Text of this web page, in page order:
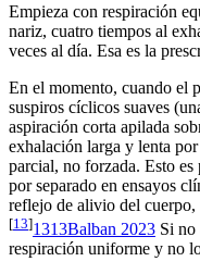
Empieza con respiración
nariz, cuatro tiempos al
veces al día. Esa es la
En el momento, cuando el
suspiros cíclicos suaves
aspiración corta apilada
exhalación larga y lenta
parcial, no forzada. Esto
por separado en ensayos
reflejo de alivio del cuerpo,
[13]1313Balban 2023 Si no
respiración uniforme y no